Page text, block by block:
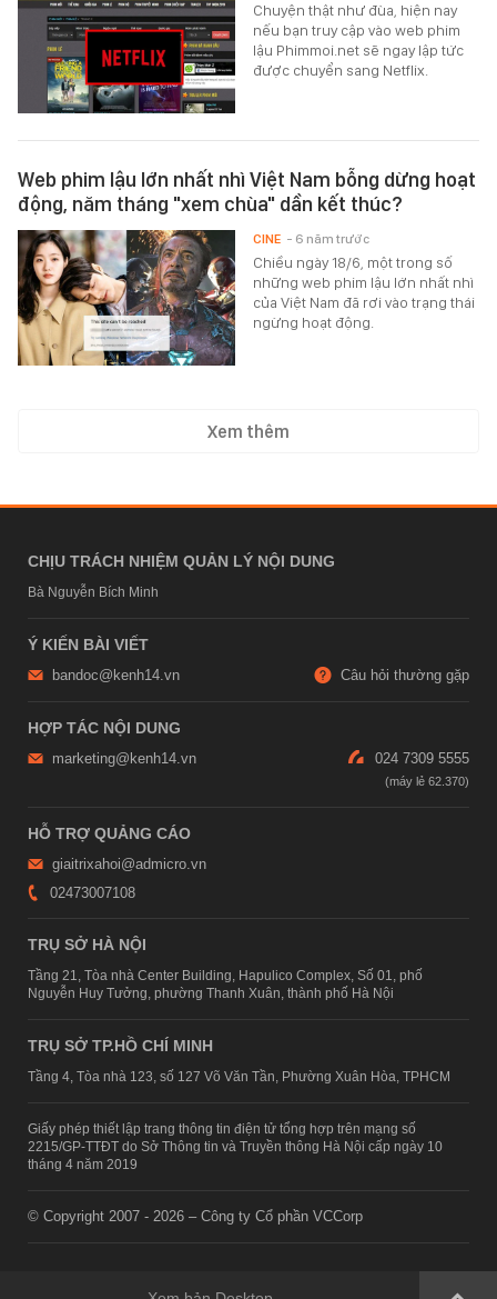
Chuyện thật như đùa, hiện nay
nếu bạn truy cập vào web phim
lậu Phimmoi.net sẽ ngay lập tức
được chuyển sang Netflix.
Web phim lậu lớn nhất nhì Việt Nam bỗng dừng hoạt
động, năm tháng "xem chùa" dần kết thúc?
Chiều ngày 18/6, một trong số
những web phim lậu lớn nhất nhì
của Việt Nam đã rơi vào trạng thái
ngừng hoạt động.
CINE - 6 năm trước
Xem thêm
CHỊU TRÁCH NHIỆM QUẢN LÝ NỘI DUNG
Bà Nguyễn Bích Minh
Ý KIẾN BÀI VIẾT
bandoc@kenh14.vn Câu hỏi thường gặp
HỢP TÁC NỘI DUNG
marketing@kenh14.vn 024 7309 5555
HỖ TRỢ QUẢNG CÁO
giaitrixahoi@admicro.vn
02473007108
TRỤ SỞ HÀ NỘI
Tầng 21, Tòa nhà Center Building, Hapulico Complex, Số 01, phố
Nguyễn Huy Tưởng, phường Thanh Xuân, thành phố Hà Nội
TRỤ SỞ TP.HỒ CHÍ MINH
Tầng 4, Tòa nhà 123, số 127 Võ Văn Tần, Phường Xuân Hòa, TPHCM
Giấy phép thiết lập trang thông tin điện tử tổng hợp trên mạng số
2215/GP-TTĐT do Sở Thông tin và Truyền thông Hà Nội cấp ngày 10
tháng 4 năm 2019
© Copyright 2007 - 2026 – Công ty Cổ phần VCCorp